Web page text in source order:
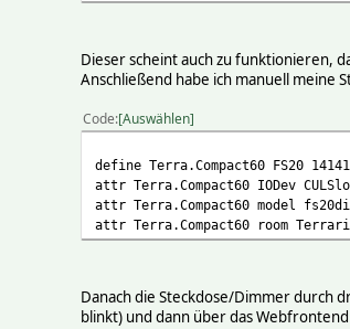
Dieser scheint auch zu funktionieren,
Anschließend habe ich manuell meine
Code Auswählen
define Terra.Compact60 FS20
attr Terra.Compact60 IODev
attr Terra.Compact60 model fs20di
attr Terra.Compact60 room
Danach die Steckdose/Dimmer durch
blinkt) und dann über das